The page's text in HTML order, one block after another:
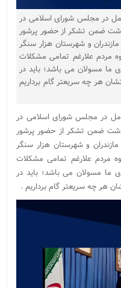
در مجلس شورای اسلامی در
مصلی دابودشت ضمن تشکر از حضور پرشور
و شهرستان هزار سنگر
مردم علارغم تمامی مشکلات
ما مسولان می باشد؛ باید در
هر چه سریعتر گام برداریم
در مجلس شورای اسلامی در
مصلی دابودشت ضمن تشکر از حضور پرشور
و شهرستان هزار سنگر
مردم علارغم تمامی مشکلات
ما مسولان می باشد؛ باید در
هر چه سریعتر گام برداریم .